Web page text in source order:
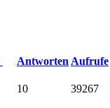
Antworten Aufrufe
10 39267